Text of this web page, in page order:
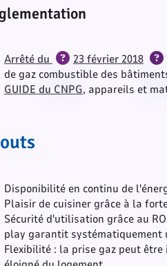
Arrêté du Aide sur
23 février 2018
de gaz combustible des
GUIDE du CNPG, appareils et
Disponibilité en continu de
Plaisir de cuisiner grâce à la
Sécurité d'utilisation grâce au
play garantit systématiquement
Flexibilité : la prise gaz peut